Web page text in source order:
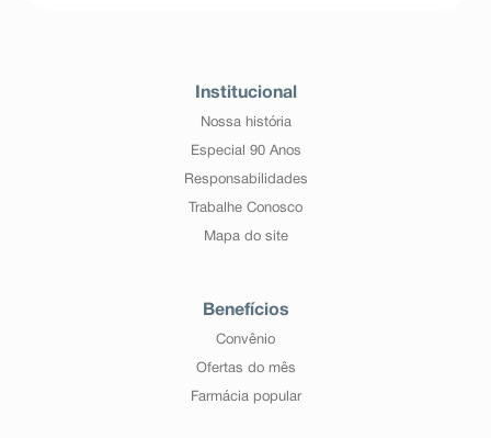
Institucional
Nossa história
Especial 90 Anos
Responsabilidades
Trabalhe Conosco
Mapa do site
Benefícios
Convênio
Ofertas do mês
Farmácia popular